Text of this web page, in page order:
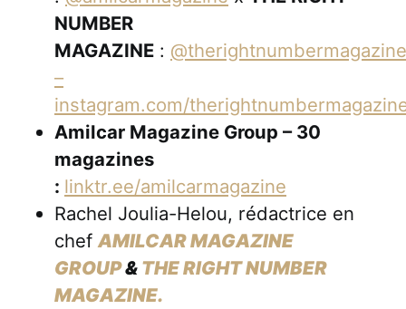
NUMBER
MAGAZINE : @therightnumbermagazine
–
instagram.com/
Amilcar Magazine Group – 30
magazines
: linktr.ee/amilcarmagazine
Rachel Joulia-Helou, rédactrice en
chef AMILCAR MAGAZINE
GROUP& THE RIGHT NUMBER
MAGAZINE.